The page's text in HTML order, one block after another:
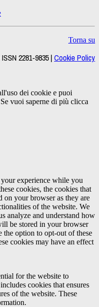
Torna su
2281-9835 | Cookie Policy
dei cookie e puoi
vuoi saperne di più clicca
experience while you
cookies, the cookies that
on your browser as they are
of the website. We
analyze and understand how
be stored in your browser
the option to opt-out of these
cookies may have an effect
for the website to
cookies that ensures
of the website. These